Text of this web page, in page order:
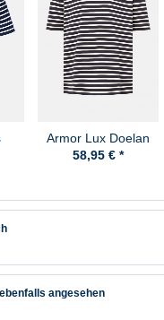
Armor Lux Doelan
marine-natur
58,95 € *
angesehen